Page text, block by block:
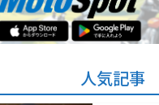
人気記事